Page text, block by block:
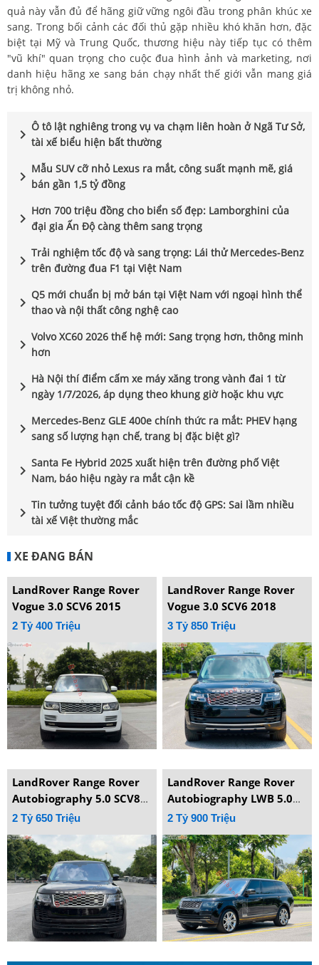
quả này vẫn đủ để hãng giữ vững ngôi đầu trong phân khúc xe
sang. Trong bối cảnh các đối thủ gặp nhiều khó khăn hơn, đặc
biệt tại Mỹ và Trung Quốc, thương hiệu này tiếp tục có thêm
"vũ khí" quan trọng cho cuộc đua hình ảnh và marketing, nơi
danh hiệu hãng xe sang bán chạy nhất thế giới vẫn mang giá
trị không nhỏ.
chevron_right Ô tô lật nghiêng trong vụ va chạm liên hoàn ở Ngã Tư Sở,
tài xế biểu hiện bất thường
chevron_right Mẫu SUV cỡ nhỏ Lexus ra mắt, công suất mạnh mẽ, giá
bán gần 1,5 tỷ đồng
chevron_right Hơn 700 triệu đồng cho biển số đẹp: Lamborghini của
đại gia Ấn Độ càng thêm sang trọng
chevron_right Trải nghiệm tốc độ và sang trọng: Lái thử Mercedes-Benz
trên đường đua F1 tại Việt Nam
chevron_right Q5 mới chuẩn bị mở bán tại Việt Nam với ngoại hình thể
thao và nội thất công nghệ cao
chevron_right Volvo XC60 2026 thế hệ mới: Sang trọng hơn, thông minh
hơn
chevron_right Hà Nội thí điểm cấm xe máy xăng trong vành đai 1 từ
ngày 1/7/2026, áp dụng theo khung giờ hoặc khu vực
chevron_right Mercedes-Benz GLE 400e chính thức ra mắt: PHEV hạng
sang số lượng hạn chế, trang bị đặc biệt gì?
chevron_right Santa Fe Hybrid 2025 xuất hiện trên đường phố Việt
Nam, báo hiệu ngày ra mắt cận kề
chevron_right Tin tưởng tuyệt đối cảnh báo tốc độ GPS: Sai lầm nhiều
tài xế Việt thường mắc
XE ĐANG BÁN
LandRover Range Rover
Vogue 3.0 SCV6 2015
2 Tỷ 400 Triệu
LandRover Range Rover
Vogue 3.0 SCV6 2018
3 Tỷ 850 Triệu
LandRover Range Rover
Autobiography 5.0 SCV8
2015
2 Tỷ 650 Triệu
LandRover Range Rover
Autobiography LWB 5.0
SCV8 2015
2 Tỷ 900 Triệu